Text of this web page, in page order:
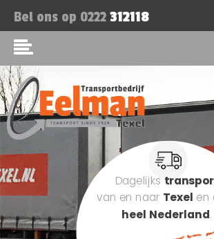
Bel ons op 0222 312118
Dagelijks
van en naar Texel en
heel Nederland.